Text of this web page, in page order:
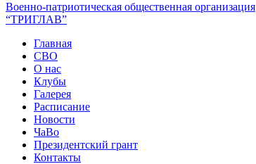
Военно-патриотическая общественная организация
“ТРИГЛАВ”
Главная
СВО
О нас
Клубы
Галерея
Расписание
Новости
ЧаВо
Президентский грант
Контакты